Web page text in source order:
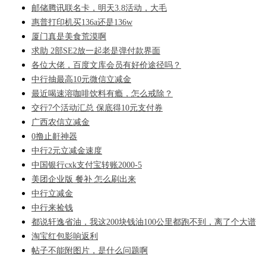
邮储腾讯联名卡，明天3.8活动，大毛
惠普打印机买136a还是136w
厦门真是美食荒漠啊
求助 2部SE2放一起老是弹付款界面
各位大佬，百度文库会员有好价途径吗？
中行抽最高10元微信立减金
最近喝速溶咖啡饮料有瘾，怎么戒除？
交行7个活动汇总 保底得10元支付券
广西农信立减金
0撸止鼾神器
中行2元立减金速度
中国银行cxk支付宝转账2000-5
美团企业版 餐补 怎么刷出来
中行立减金
中行来捡钱
都说轩逸省油，我这200块钱油100公里都跑不到，离了个大谱
淘宝红包影响返利
帖子不能附图片，是什么问题啊